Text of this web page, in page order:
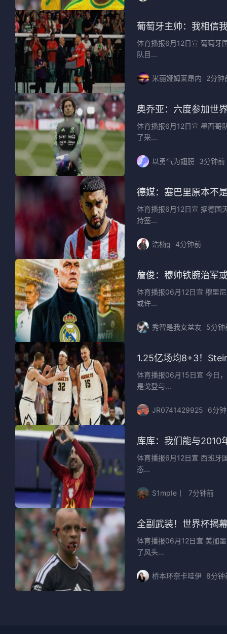
葡萄牙主帅：我相信
体育播报6月12日宣 葡萄牙
队目...
米丽娅姆莱昂内 2分钟
奥乔亚：六度参加世
体育播报6月12日宣 墨西哥
了采...
以勇气为翅膀 3分钟前
德媒：塞巴里原本不
体育播报6月12日宣 据德国
持签...
浩楠g 4分钟前
詹俊：穆帅铁腕治军
体育播报06月12日宣 穆里
或许...
秀智是我女盆友 5分钟
1.25亿场均8+3！
体育播报06月15日宣 今日
是戈登与...
JR0741429925 6分
库库：我们能与2010
体育播报6月12日宣 西班牙
态...
S1mpIe丨 7分钟前
全副武装！世界杯揭
体育播报06月12日宣 美加
了风头...
桥本环奈卡哇伊 8分钟